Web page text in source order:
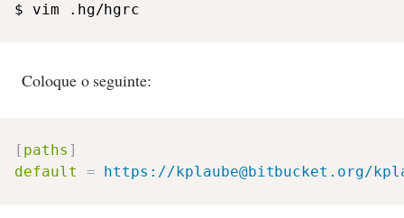
$ vim .hg/hgrc
Coloque o seguinte:
[ paths ]
default
= https://kplaube@bitbucket.org/